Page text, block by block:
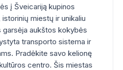
į Šveicariją kupinos
miestų ir unikaliu
garsėja aukštos kokybės
transporto sistema ir
Pradėkite savo kelionę
centro. Šis miestas